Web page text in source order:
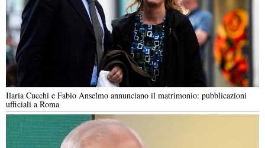
Ilaria Cucchi e Fabio Anselmo annunciano il matrimonio: pubblicazioni
ufficiali a Roma